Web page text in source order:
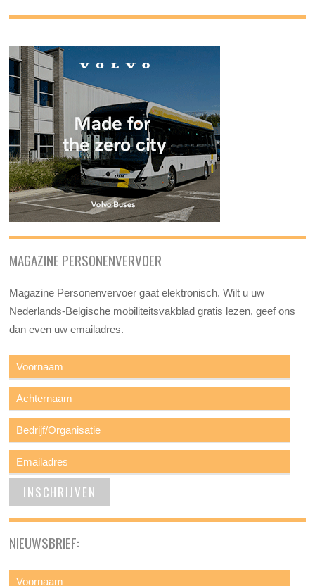
MAGAZINE PERSONENVERVOER
Magazine Personenvervoer gaat elektronisch. Wilt u uw
Nederlands-Belgische mobiliteitsvakblad gratis lezen, geef ons
dan even uw emailadres.
NIEUWSBRIEF: